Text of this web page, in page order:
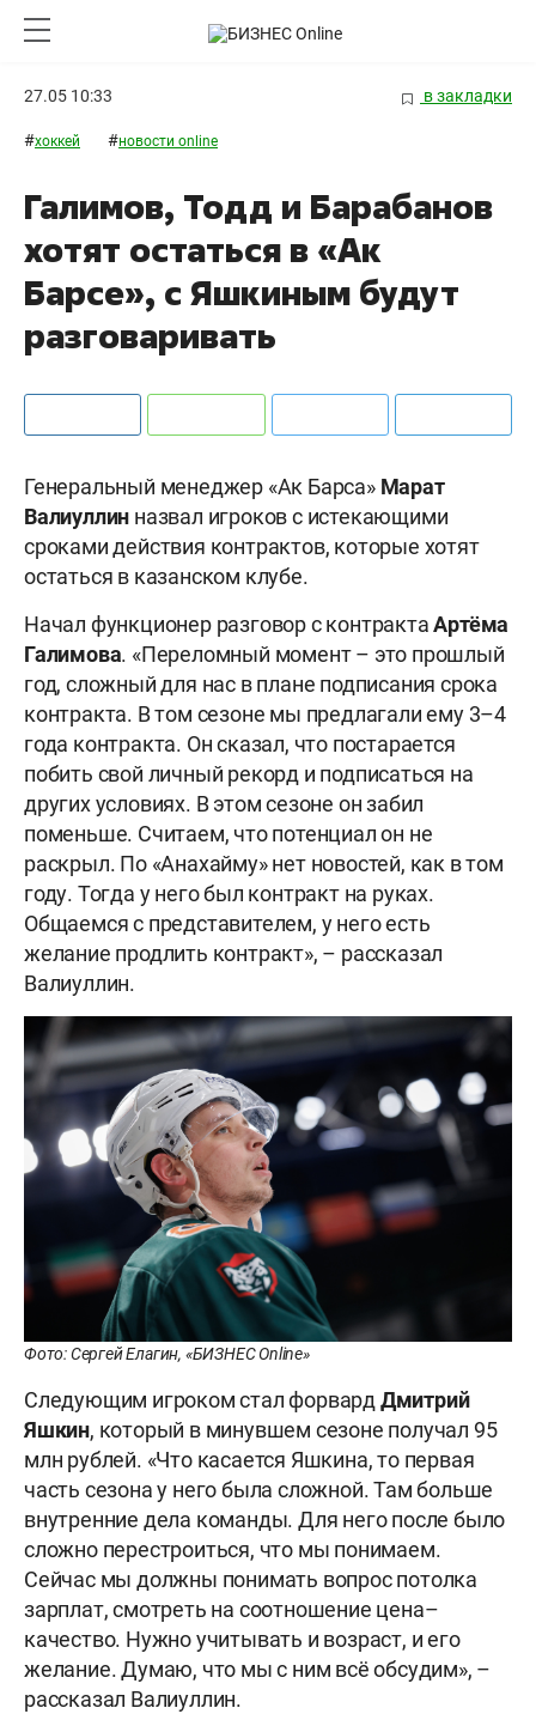
27.05 10:33 в закладки
#хоккей #новости online
Галимов, Тодд и Барабанов
хотят остаться в «Ак
Барсе», с Яшкиным будут
разговаривать
Генеральный менеджер «Ак Барса» Марат
Валиуллин назвал игроков с истекающими
сроками действия контрактов, которые хотят
остаться в казанском клубе.
Начал функционер разговор с контрактаАртёма
Галимова. «Переломный момент – это прошлый
год, сложный для нас в плане подписания срока
контракта. В том сезоне мы предлагали ему 3–4
года контракта. Он сказал, что постарается
побить свой личный рекорд и подписаться на
других условиях. В этом сезоне он забил
поменьше. Считаем, что потенциал он не
раскрыл. По «Анахайму» нет новостей, как в том
году. Тогда у него был контракт на руках.
Общаемся с представителем, у него есть
желание продлить контракт», – рассказал
Валиуллин.
Фото: Сергей Елагин, «БИЗНЕС Online»
Следующим игроком стал форвардДмитрий
Яшкин, который в минувшем сезоне получал 95
млн рублей. «Что касается Яшкина, то первая
часть сезона у него была сложной. Там больше
внутренние дела команды. Для него после было
сложно перестроиться, что мы понимаем.
Сейчас мы должны понимать вопрос потолка
зарплат, смотреть на соотношение цена–
качество. Нужно учитывать и возраст, и его
желание. Думаю, что мы с ним всё обсудим», –
рассказал Валиуллин.